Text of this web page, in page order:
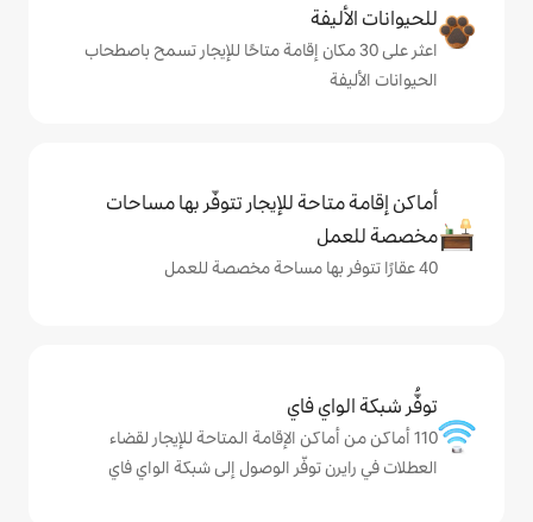
30 مكان إقامة متاحًا للإيجار تسمح باصطحاب
للإيجار تتوفّر بها مساحات
الإقامة المتاحة للإيجار لقضاء
الوصول إلى شبكة الواي فاي